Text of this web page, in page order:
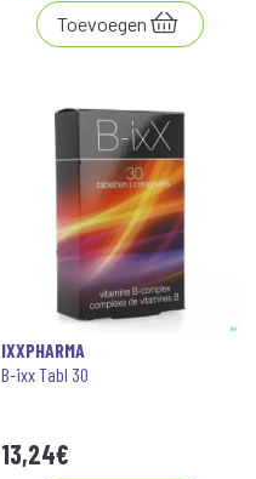
Toevoegen
IXXPHARMA
B-ixx Tabl 30
13,24€